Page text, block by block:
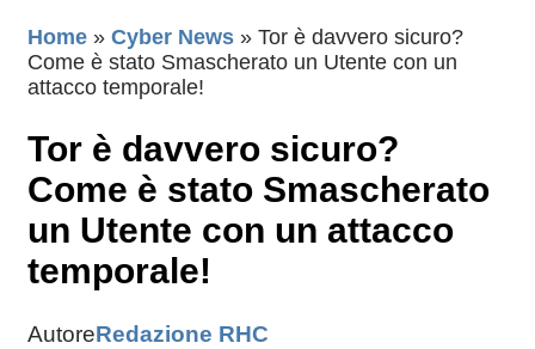
Home » Cyber News » Tor è davvero sicuro?
Come è stato Smascherato un Utente con un
attacco temporale!
Tor è davvero sicuro?
Come è stato Smascherato
un Utente con un attacco
temporale!
AutoreRedazione RHC